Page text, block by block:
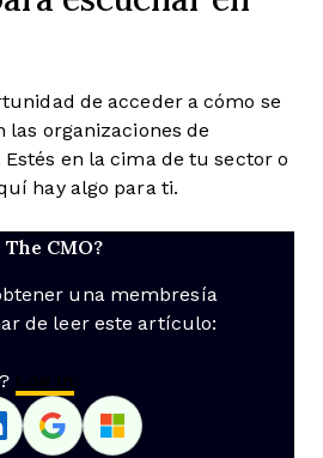
de acceder a cómo se
organizaciones de
en la cima de tu sector o
hay algo para ti.
CMO?
una membresía
de leer este artículo:
Log In